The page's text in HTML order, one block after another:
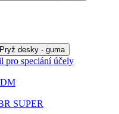
desky - guma
pro speciání účely
SUPER